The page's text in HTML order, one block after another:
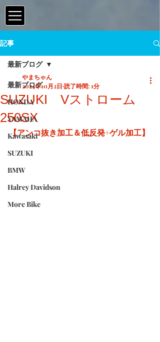
記事
最新ブログ
HONDA
YAMAHA
Kawasaki
SUZUKI
BMW
Halrey Davidson
More Bike
最新ブログ
SUZUKI Vストローム
250SX
やまちゃん
2024年10月2日 読了時間: 1分
【アンコ抜き加工＆低反発+ゲル加工】